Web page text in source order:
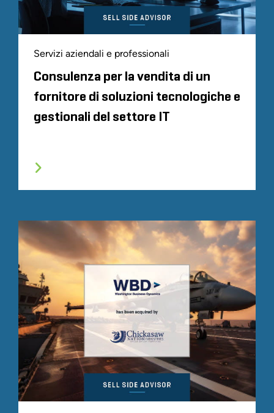
Servizi aziendali e professionali
Consulenza per la vendita di un
fornitore di soluzioni tecnologiche e
gestionali del settore IT